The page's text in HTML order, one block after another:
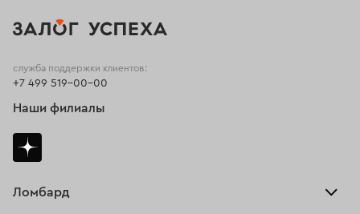
Ломбард
служба поддержки клиентов:
+7 499 519-00-00
Наши филиалы